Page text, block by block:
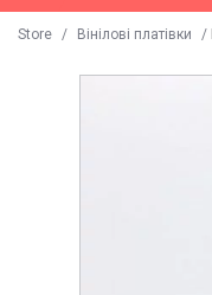
Store / Вінілові платівки /